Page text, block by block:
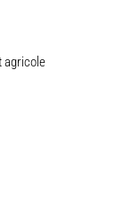
agricole